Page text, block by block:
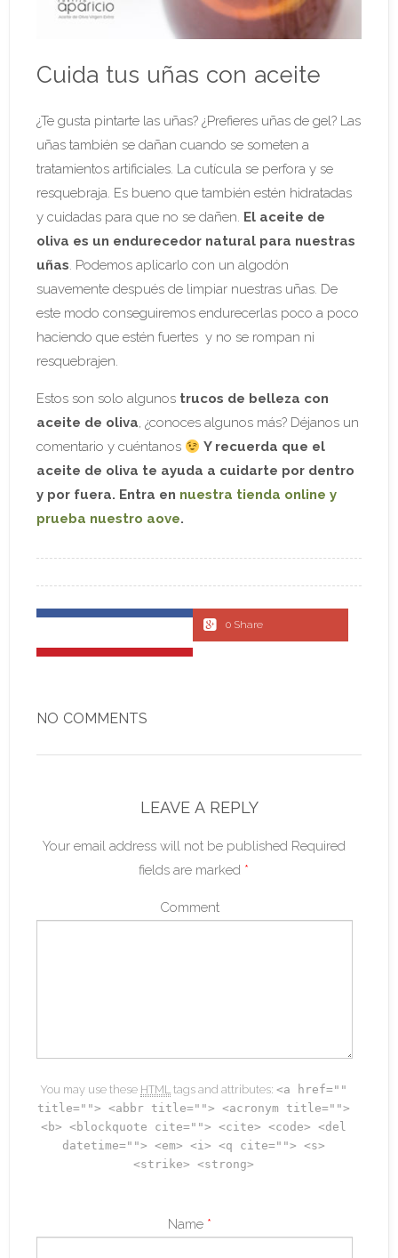
Cuida tus uñas con aceite
¿Te gusta pintarte las uñas? ¿Prefieres uñas de gel? Las
uñas también se dañan cuando se someten a
tratamientos artificiales. La cutícula se perfora y se
resquebraja. Es bueno que también estén hidratadas
y cuidadas para que no se dañen. El aceite de
oliva es un endurecedor natural para nuestras
uñas. Podemos aplicarlo con un algodón
suavemente después de limpiar nuestras uñas. De
este modo conseguiremos endurecerlas poco a poco
haciendo que estén fuertes y no se rompan ni
resquebrajen.
Estos son solo algunos trucos de belleza con
aceite de oliva, ¿conoces algunos más? Déjanos un
comentario y cuéntanos
Y recuerda que el
aceite de oliva te ayuda a cuidarte por dentro
y por fuera. Entra en nuestra tienda online y
prueba nuestro aove.
0 Share
NO COMMENTS
LEAVE A REPLY
Your email address will not be published Required
fields are marked *
Comment
You may use these HTML tags and attributes: <a href=""
title=""> <abbr title=""> <acronym title="">
<b> <blockquote cite=""> <cite> <code> <del
datetime=""> <em> <i> <q cite=""> <s>
<strike> <strong>
Name *